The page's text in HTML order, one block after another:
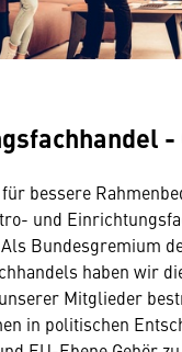
bessere
und
Bundesgremium
haben wir
Mitglieder
in politischen